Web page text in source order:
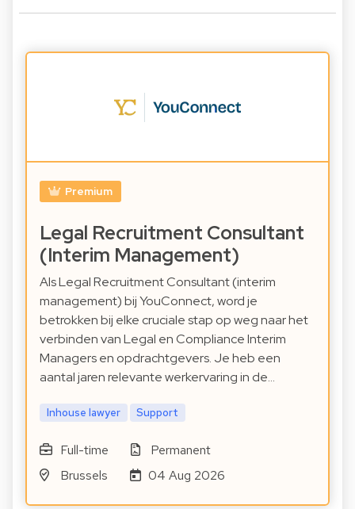
Premium
Legal Recruitment Consultant
(Interim Management)
Als Legal Recruitment Consultant (interim
management) bij YouConnect, word je
betrokken bij elke cruciale stap op weg naar het
verbinden van Legal en Compliance Interim
Managers en opdrachtgevers. Je heb een
aantal jaren relevante werkervaring in de…
Inhouse lawyer Support
Full-time
Permanent
Brussels
04 Aug 2026